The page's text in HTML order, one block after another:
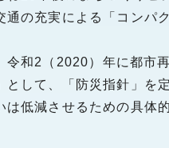
の充実による「コンパ
和2（2020）年に都市
して、「防災指針」を
低減させるための具体